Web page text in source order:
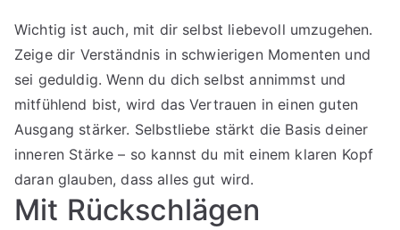
Wichtig ist auch, mit dir selbst liebevoll umzugehen.
Zeige dir Verständnis in schwierigen Momenten und
sei geduldig. Wenn du dich selbst annimmst und
mitfühlend bist, wird das Vertrauen in einen guten
Ausgang stärker. Selbstliebe stärkt die Basis deiner
inneren Stärke – so kannst du mit einem klaren Kopf
daran glauben, dass alles gut wird.
Mit Rückschlägen